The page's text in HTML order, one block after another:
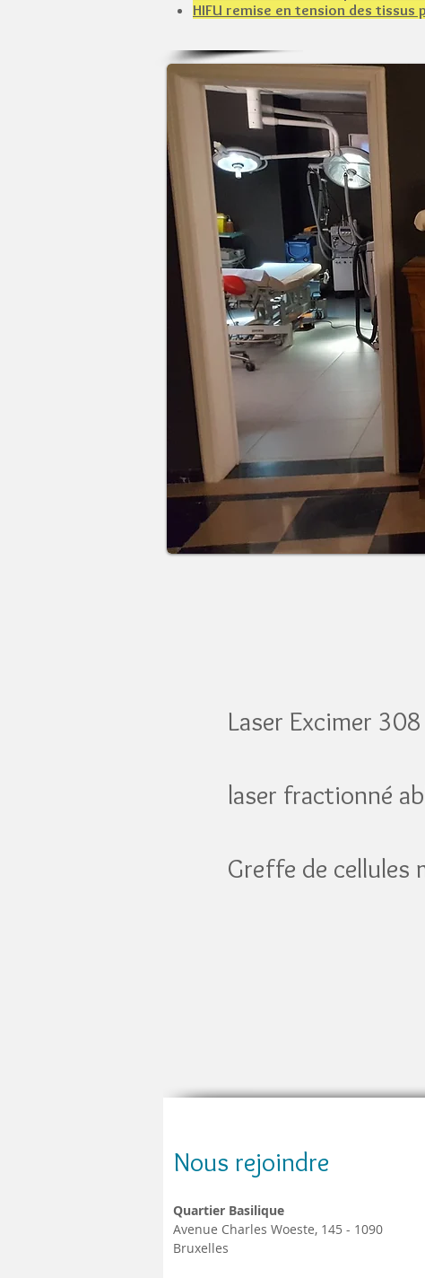
HIFU remise en tension des
Laser Excimer
laser fractionné
Greffe de cellules
Nous rejoindre
Quartier Basilique
Avenue Charles Woeste, 145 - 1090
Bruxelles